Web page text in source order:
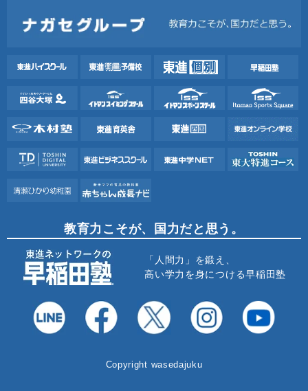
教育力こそが、国力だと思う。
「人間力」を鍛え、
高い学力を身につける早稲田塾
Copyright wasedajuku